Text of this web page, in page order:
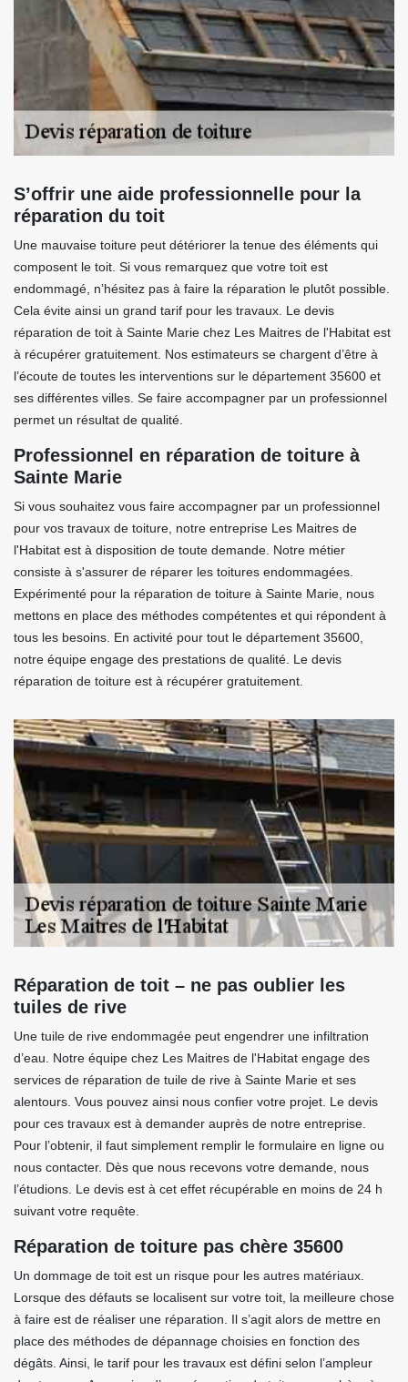
S’offrir une aide professionnelle pour la
réparation du toit
Une mauvaise toiture peut détériorer la tenue des éléments qui
composent le toit. Si vous remarquez que votre toit est
endommagé, n’hésitez pas à faire la réparation le plutôt possible.
Cela évite ainsi un grand tarif pour les travaux. Le devis
réparation de toit à Sainte Marie chez Les Maitres de l'Habitat est
à récupérer gratuitement. Nos estimateurs se chargent d’être à
l’écoute de toutes les interventions sur le département 35600 et
ses différentes villes. Se faire accompagner par un professionnel
permet un résultat de qualité.
Professionnel en réparation de toiture à
Sainte Marie
Si vous souhaitez vous faire accompagner par un professionnel
pour vos travaux de toiture, notre entreprise Les Maitres de
l'Habitat est à disposition de toute demande. Notre métier
consiste à s'assurer de réparer les toitures endommagées.
Expérimenté pour la réparation de toiture à Sainte Marie, nous
mettons en place des méthodes compétentes et qui répondent à
tous les besoins. En activité pour tout le département 35600,
notre équipe engage des prestations de qualité. Le devis
réparation de toiture est à récupérer gratuitement.
Réparation de toit – ne pas oublier les
tuiles de rive
Une tuile de rive endommagée peut engendrer une infiltration
d’eau. Notre équipe chez Les Maitres de l'Habitat engage des
services de réparation de tuile de rive à Sainte Marie et ses
alentours. Vous pouvez ainsi nous confier votre projet. Le devis
pour ces travaux est à demander auprès de notre entreprise.
Pour l’obtenir, il faut simplement remplir le formulaire en ligne ou
nous contacter. Dès que nous recevons votre demande, nous
l’étudions. Le devis est à cet effet récupérable en moins de 24 h
suivant votre requête.
Réparation de toiture pas chère 35600
Un dommage de toit est un risque pour les autres matériaux.
Lorsque des défauts se localisent sur votre toit, la meilleure chose
à faire est de réaliser une réparation. Il s’agit alors de mettre en
place des méthodes de dépannage choisies en fonction des
dégâts. Ainsi, le tarif pour les travaux est défini selon l’ampleur